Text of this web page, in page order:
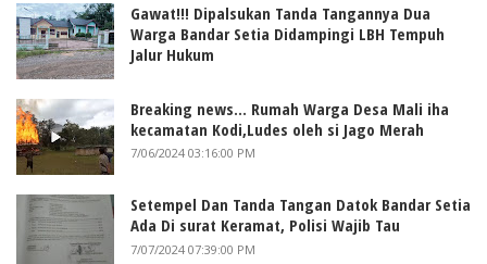
Gawat!!! Dipalsukan Tanda Tangannya Dua
Warga Bandar Setia Didampingi LBH Tempuh
Jalur Hukum
Breaking news... Rumah Warga Desa Mali iha
kecamatan Kodi,Ludes oleh si Jago Merah
7/06/2024 03:16:00 PM
Setempel Dan Tanda Tangan Datok Bandar Setia
Ada Di surat Keramat, Polisi Wajib Tau
7/07/2024 07:39:00 PM